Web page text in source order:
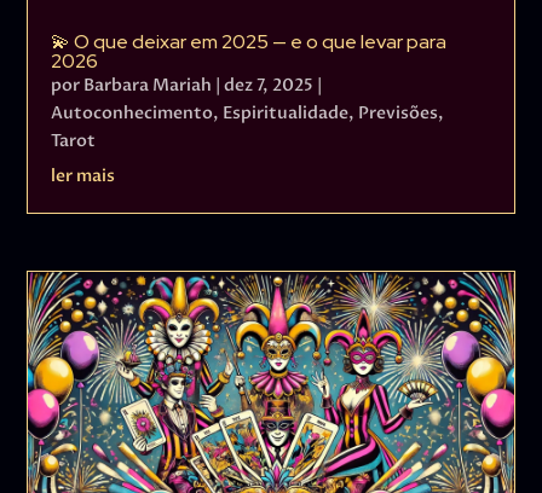
💫 O que deixar em 2025 — e o que levar para
2026
por Barbara Mariah |dez 7, 2025
Autoconhecimento, Espiritualidade, Previsões,
Tarot
ler mais